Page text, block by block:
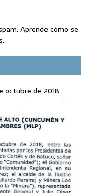
Aprende cómo se
.
octubre de 2018